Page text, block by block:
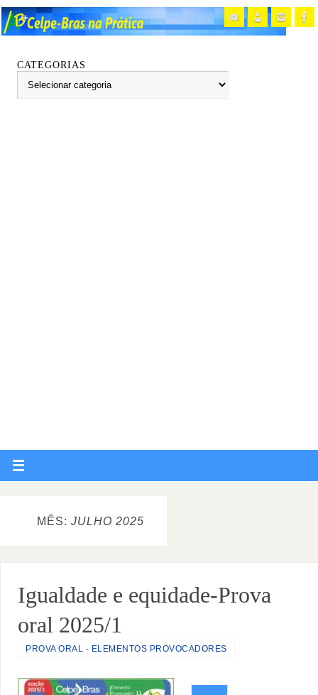
CATEGORIAS
MÊS: JULHO 2025
Igualdade e equidade-Prova
oral 2025/1
PROVA ORAL - ELEMENTOS PROVOCADORES